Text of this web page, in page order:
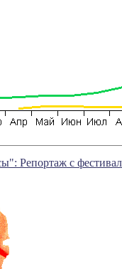
Репортаж с